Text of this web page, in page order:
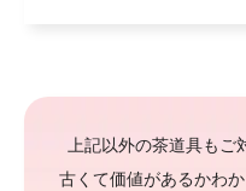
上記以外の茶道具もご
古くて価値があるかわ